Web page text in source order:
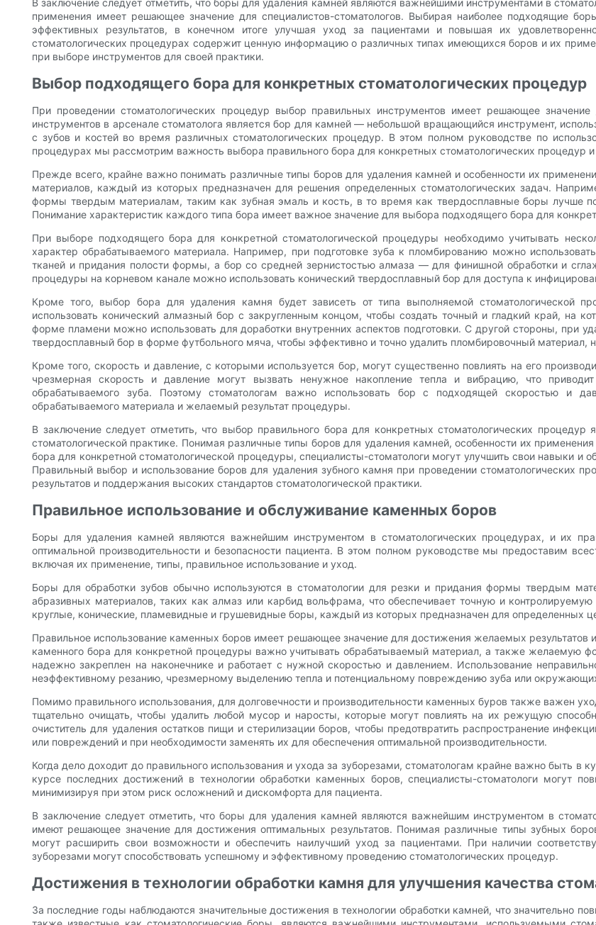
В заключение следует отметить, что боры для удаления камней являются важнейшими инструментами в
применения имеет решающее значение для специалистов-стоматологов. Выбирая наиболее подходящие
эффективных результатов, в конечном итоге улучшая уход за пациентами и повышая их
стоматологических процедурах содержит ценную информацию о различных типах имеющихся боров и их
при выборе инструментов для своей практики.
Выбор подходящего бора для конкретных стоматологических процедур
При проведении стоматологических процедур выбор правильных инструментов имеет решающее
инструментов в арсенале стоматолога является бор для камней — небольшой вращающийся инструмент,
с зубов и костей во время различных стоматологических процедур. В этом полном руководстве по
процедурах мы рассмотрим важность выбора правильного бора для конкретных стоматологических
Прежде всего, крайне важно понимать различные типы боров для удаления камней и особенности их
материалов, каждый из которых предназначен для решения определенных стоматологических задач.
формы твердым материалам, таким как зубная эмаль и кость, в то время как твердосплавные боры лучше
Понимание характеристик каждого типа бора имеет важное значение для выбора подходящего бора для
При выборе подходящего бора для конкретной стоматологической процедуры необходимо учитывать
характер обрабатываемого материала. Например, при подготовке зуба к пломбированию можно
тканей и придания полости формы, а бор со средней зернистостью алмаза — для финишной обработки и
процедуры на корневом канале можно использовать конический твердосплавный бор для доступа к
Кроме того, выбор бора для удаления камня будет зависеть от типа выполняемой стоматологической
использовать конический алмазный бор с закругленным концом, чтобы создать точный и гладкий край, на
форме пламени можно использовать для доработки внутренних аспектов подготовки. С другой стороны, при
твердосплавный бор в форме футбольного мяча, чтобы эффективно и точно удалить пломбировочный
Кроме того, скорость и давление, с которыми используется бор, могут существенно повлиять на его
чрезмерная скорость и давление могут вызвать ненужное накопление тепла и вибрацию, что
обрабатываемого зуба. Поэтому стоматологам важно использовать бор с подходящей скоростью и
обрабатываемого материала и желаемый результат процедуры.
В заключение следует отметить, что выбор правильного бора для конкретных стоматологических
стоматологической практике. Понимая различные типы боров для удаления камней, особенности их
бора для конкретной стоматологической процедуры, специалисты-стоматологи могут улучшить свои навыки
Правильный выбор и использование боров для удаления зубного камня при проведении стоматологических
результатов и поддержания высоких стандартов стоматологической практики.
Правильное использование и обслуживание каменных боров
Боры для удаления камней являются важнейшим инструментом в стоматологических процедурах, и их
оптимальной производительности и безопасности пациента. В этом полном руководстве мы предоставим
включая их применение, типы, правильное использование и уход.
Боры для обработки зубов обычно используются в стоматологии для резки и придания формы твердым
абразивных материалов, таких как алмаз или карбид вольфрама, что обеспечивает точную и
круглые, конические, пламевидные и грушевидные боры, каждый из которых предназначен для определенных
Правильное использование каменных боров имеет решающее значение для достижения желаемых
каменного бора для конкретной процедуры важно учитывать обрабатываемый материал, а также желаемую
надежно закреплен на наконечнике и работает с нужной скоростью и давлением. Использование
неэффективному резанию, чрезмерному выделению тепла и потенциальному повреждению зуба или
Помимо правильного использования, для долговечности и производительности каменных буров также важен
тщательно очищать, чтобы удалить любой мусор и наросты, которые могут повлиять на их режущую
очиститель для удаления остатков пищи и стерилизации боров, чтобы предотвратить распространение
или повреждений и при необходимости заменять их для обеспечения оптимальной производительности.
Когда дело доходит до правильного использования и ухода за зуборезами, стоматологам крайне важно быть
курсе последних достижений в технологии обработки каменных боров, специалисты-стоматологи могут
минимизируя при этом риск осложнений и дискомфорта для пациента.
В заключение следует отметить, что боры для удаления камней являются важнейшим инструментом в
имеют решающее значение для достижения оптимальных результатов. Понимая различные типы зубных
могут расширить свои возможности и обеспечить наилучший уход за пациентами. При наличии
зуборезами могут способствовать успешному и эффективному проведению стоматологических процедур.
Достижения в технологии обработки камня для улучшения качества
За последние годы наблюдаются значительные достижения в технологии обработки камней, что значительно